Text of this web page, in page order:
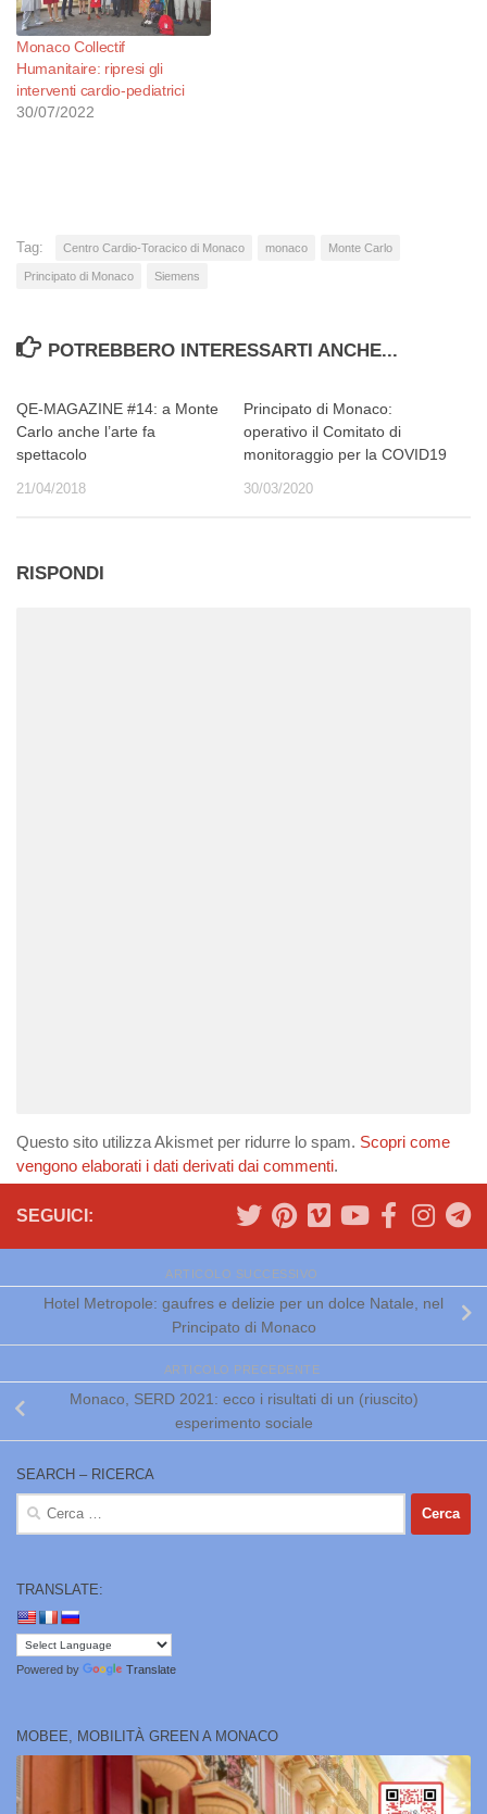
Monaco Collectif
Humanitaire: ripresi gli
interventi cardio-pediatrici
30/07/2022
Tag: Centro Cardio-Toracico di Monaco monaco Monte Carlo
Principato di Monaco Siemens
POTREBBERO INTERESSARTI ANCHE...
QE-MAGAZINE #14: a Monte
Carlo anche l’arte fa
spettacolo
21/04/2018
Principato di Monaco:
operativo il Comitato di
monitoraggio per la COVID19
30/03/2020
RISPONDI
Questo sito utilizza Akismet per ridurre lo spam. Scopri come
vengono elaborati i dati derivati dai commenti.
SEGUICI:
ARTICOLO SUCCESSIVO
Hotel Metropole: gaufres e delizie per un dolce Natale, nel
Principato di Monaco
ARTICOLO PRECEDENTE
Monaco, SERD 2021: ecco i risultati di un (riuscito)
esperimento sociale
SEARCH – RICERCA
Ricerca
TRANSLATE:
Powered by Translate
MOBEE, MOBILITÀ GREEN A MONACO